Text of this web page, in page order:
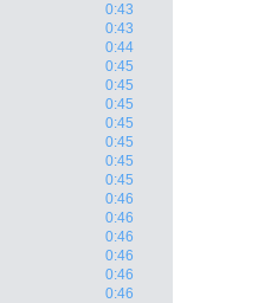
0:43
0:43
0:44
0:45
0:45
0:45
0:45
0:45
0:45
0:45
0:46
0:46
0:46
0:46
0:46
0:46